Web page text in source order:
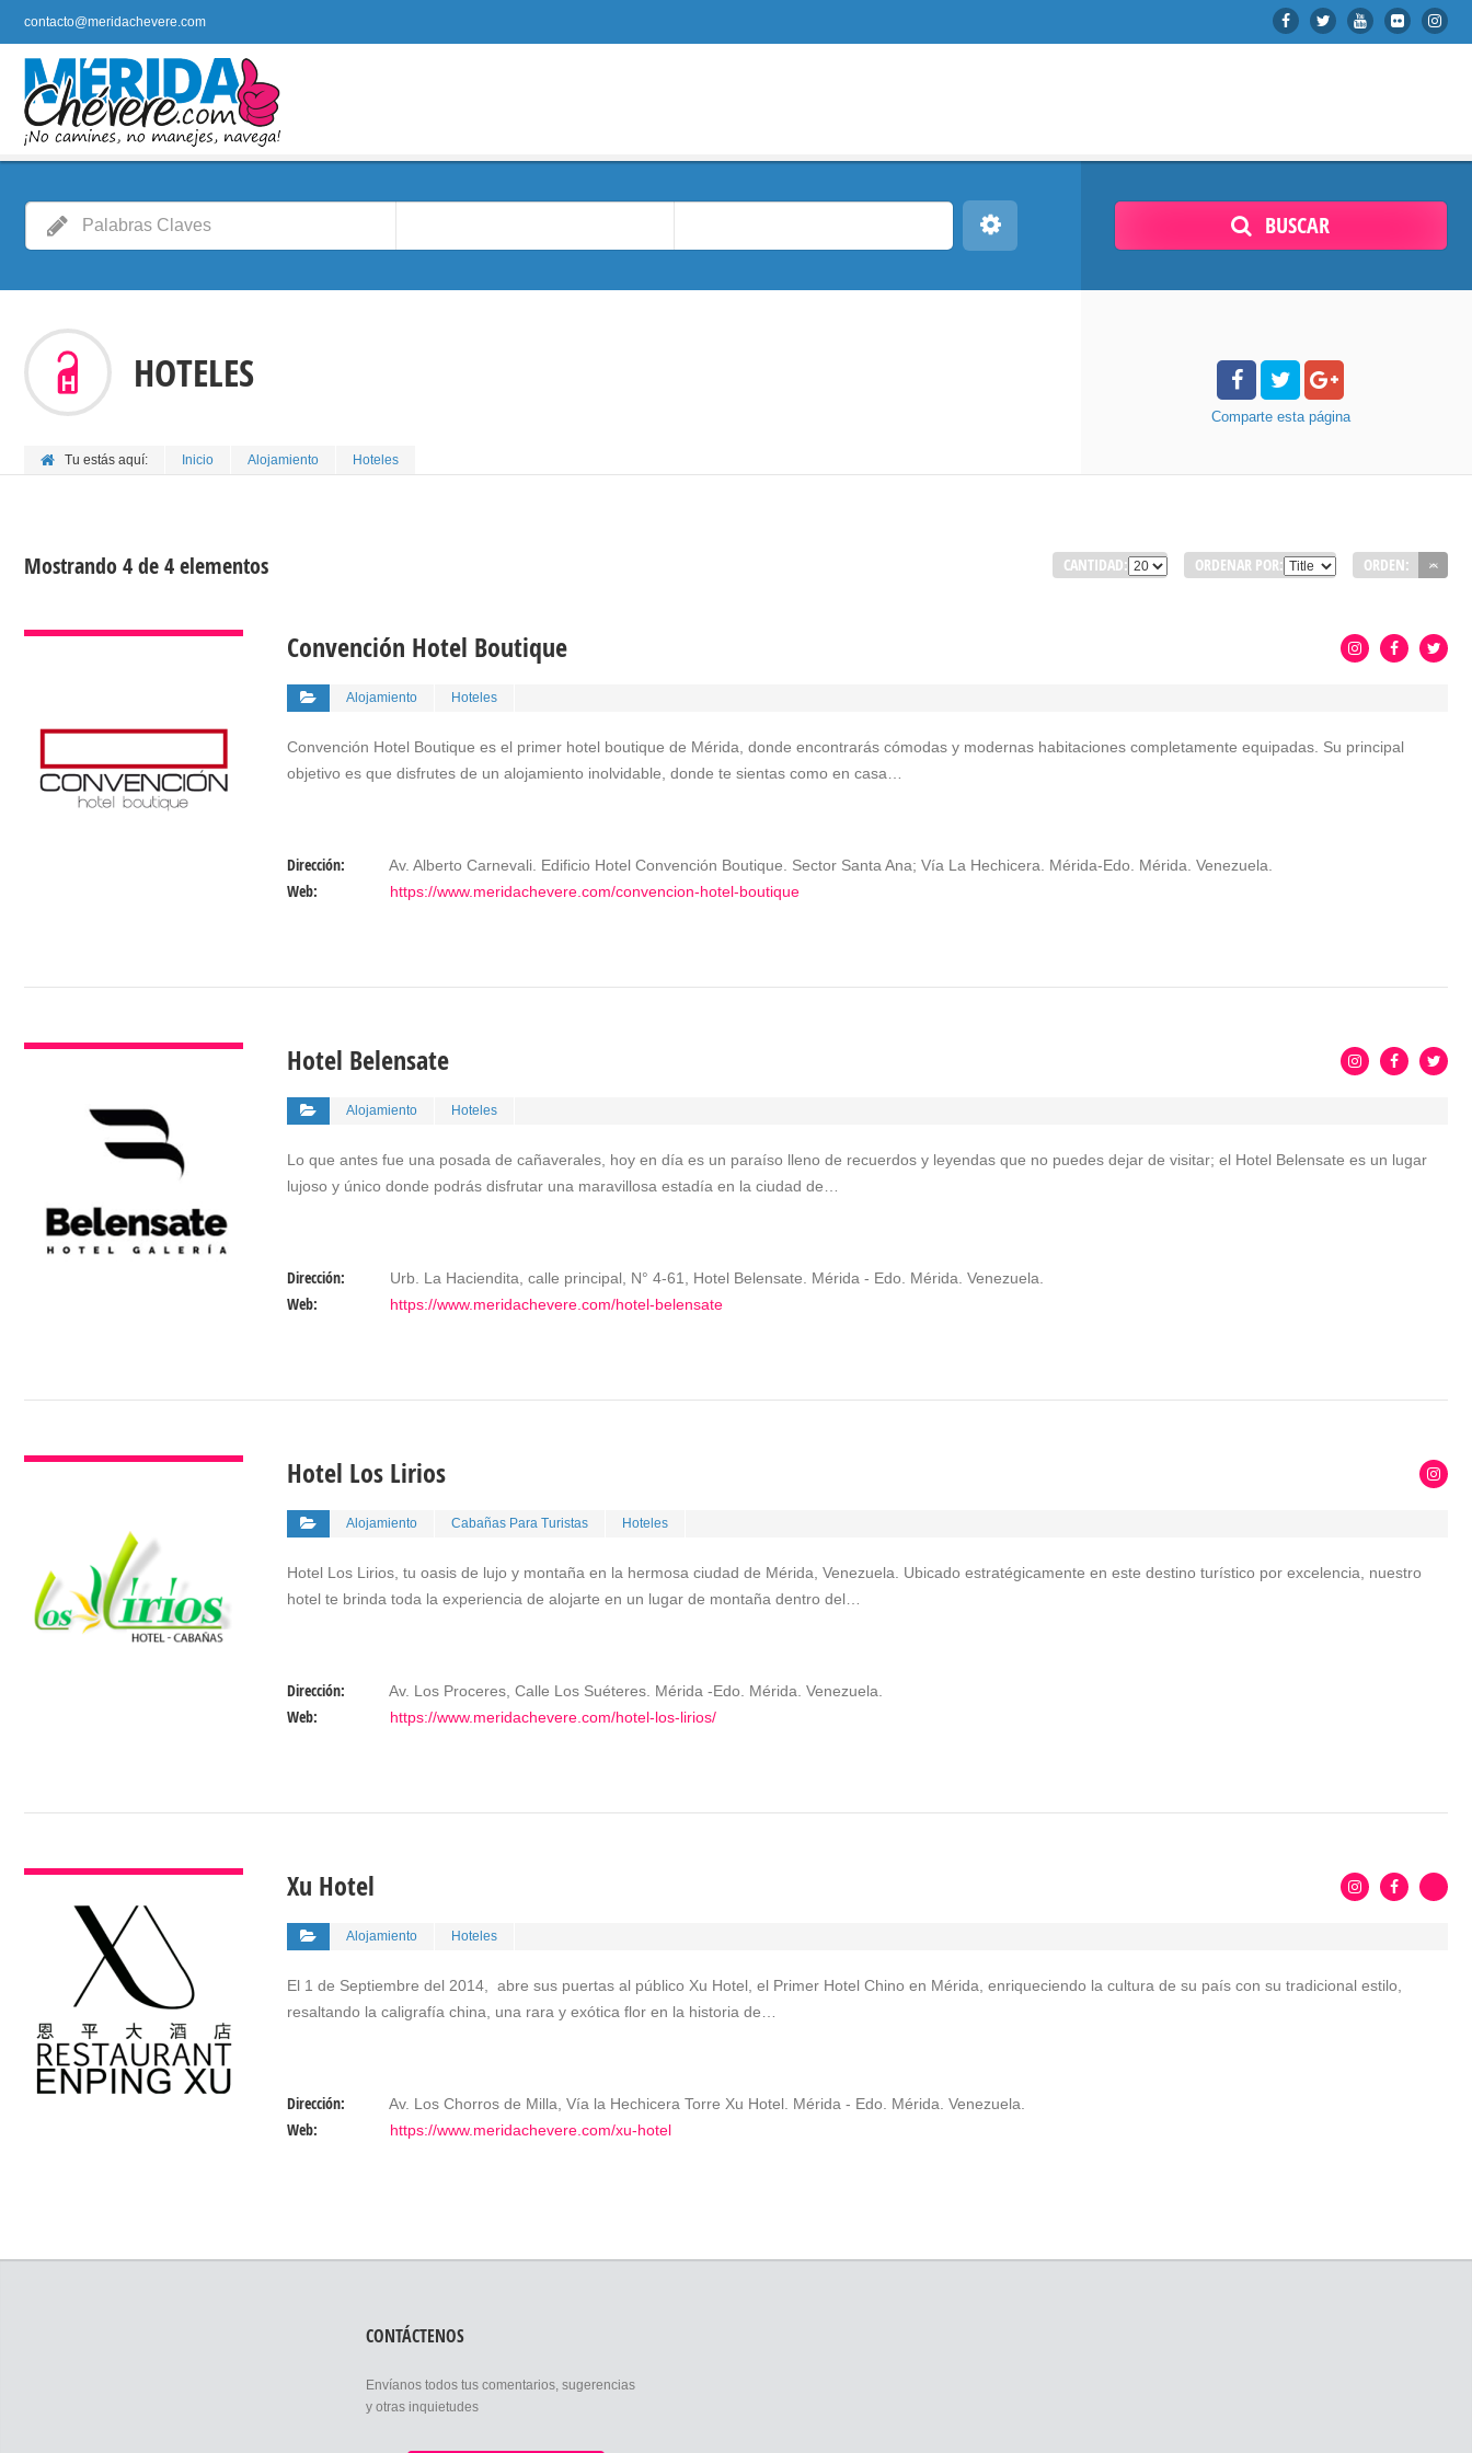
contacto@meridachevere.com
BUSCAR
HOTELES
Tu estás aquí: Inicio Alojamiento Hoteles
Comparte esta página
Mostrando 4 de 4 elementos CANTIDAD: ORDENAR POR: ORDEN:
Convención Hotel Boutique
Alojamiento Hoteles
Convención Hotel Boutique es el primer hotel boutique de Mérida, donde encontrarás cómodas y modernas habitaciones completamente equipadas. Su principal
objetivo es que disfrutes de un alojamiento inolvidable, donde te sientas como en casa…
Dirección: Av. Alberto Carnevali. Edificio Hotel Convención Boutique. Sector Santa Ana; Vía La Hechicera. Mérida-Edo. Mérida. Venezuela.
Web: https://www.meridachevere.com/convencion-hotel-boutique
Hotel Belensate
Alojamiento Hoteles
Lo que antes fue una posada de cañaverales, hoy en día es un paraíso lleno de recuerdos y leyendas que no puedes dejar de visitar; el Hotel Belensate es un lugar
lujoso y único donde podrás disfrutar una maravillosa estadía en la ciudad de…
Dirección: Urb. La Haciendita, calle principal, N° 4-61, Hotel Belensate. Mérida - Edo. Mérida. Venezuela.
Web: https://www.meridachevere.com/hotel-belensate
Hotel Los Lirios
Alojamiento Cabañas Para Turistas Hoteles
Hotel Los Lirios, tu oasis de lujo y montaña en la hermosa ciudad de Mérida, Venezuela. Ubicado estratégicamente en este destino turístico por excelencia, nuestro
hotel te brinda toda la experiencia de alojarte en un lugar de montaña dentro del…
Dirección: Av. Los Proceres, Calle Los Suéteres. Mérida -Edo. Mérida. Venezuela.
Web: https://www.meridachevere.com/hotel-los-lirios/
Xu Hotel
Alojamiento Hoteles
El 1 de Septiembre del 2014, abre sus puertas al público Xu Hotel, el Primer Hotel Chino en Mérida, enriqueciendo la cultura de su país con su tradicional estilo,
resaltando la caligrafía china, una rara y exótica flor en la historia de…
Dirección: Av. Los Chorros de Milla, Vía la Hechicera Torre Xu Hotel. Mérida - Edo. Mérida. Venezuela.
Web: https://www.meridachevere.com/xu-hotel
CONTÁCTENOS
Envíanos todos tus comentarios, sugerencias
y otras inquietudes